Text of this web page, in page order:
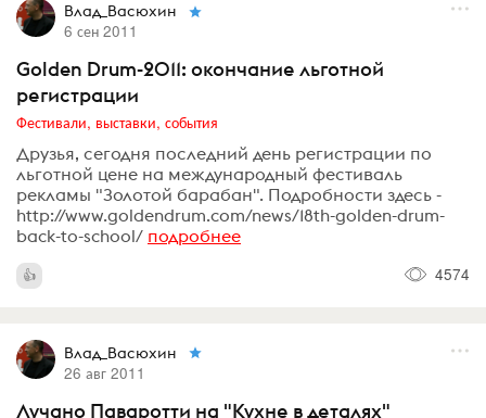
Влад_Васюхин
6 сен 2011
Golden Drum-2011: окончание льготной
регистрации
Фестивали, выставки, события
Друзья, сегодня последний день регистрации по
льготной цене на международный фестиваль
рекламы "Золотой барабан". Подробности здесь -
http://www.goldendrum.com/news/18th-golden-drum-
back-to-school/ подробнее
4574
Влад_Васюхин
26 авг 2011
Лучано Паваротти на "Кухне в деталях"